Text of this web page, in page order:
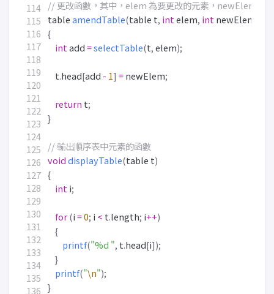
114
117
124
127
134
table amendTable(table t, int elem, int newElem
{
int add =selectTable(t, elem);
t.head[add - 1] =newElem;
return t;
}
void displayTable(table t)
{
int i;
for(i =0; i < t.length; i++)
{
printf("%d ", t.head[i]);
}
printf("\n");
}